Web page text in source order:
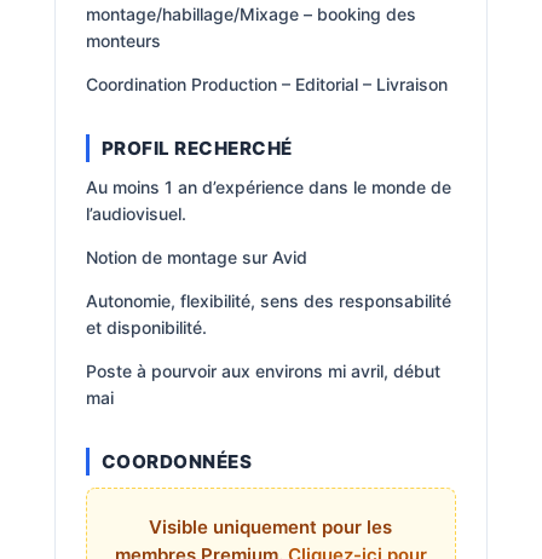
montage/habillage/Mixage – booking des
monteurs
Coordination Production – Editorial – Livraison
PROFIL RECHERCHÉ
Au moins 1 an d’expérience dans le monde de
l’audiovisuel.
Notion de montage sur Avid
Autonomie, flexibilité, sens des responsabilité
et disponibilité.
Poste à pourvoir aux environs mi avril, début
mai
COORDONNÉES
Visible uniquement pour les